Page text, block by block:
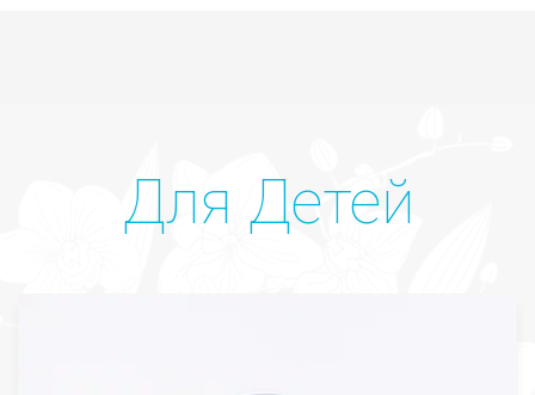
Для Детей